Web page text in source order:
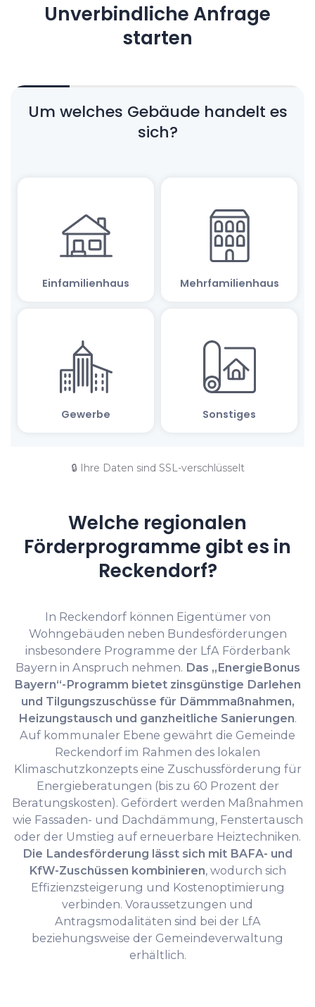
Unverbindliche Anfrage
starten
🔒 Ihre Daten sind SSL-verschlüsselt
Welche regionalen
Förderprogramme gibt es in
Reckendorf?
In Reckendorf können Eigentümer von
Wohngebäuden neben Bundesförderungen
insbesondere Programme der LfA Förderbank
Bayern in Anspruch nehmen. Das „EnergieBonus
Bayern“-Programm bietet zinsgünstige Darlehen
und Tilgungszuschüsse für Dämmmaßnahmen,
Heizungstausch und ganzheitliche Sanierungen.
Auf kommunaler Ebene gewährt die Gemeinde
Reckendorf im Rahmen des lokalen
Klimaschutzkonzepts eine Zuschussförderung für
Energieberatungen (bis zu 60 Prozent der
Beratungskosten). Gefördert werden Maßnahmen
wie Fassaden- und Dachdämmung, Fenstertausch
oder der Umstieg auf erneuerbare Heiztechniken.
Die Landesförderung lässt sich mit BAFA- und
KfW-Zuschüssen kombinieren, wodurch sich
Effizienzsteigerung und Kostenoptimierung
verbinden. Voraussetzungen und
Antragsmodalitäten sind bei der LfA
beziehungsweise der Gemeindeverwaltung
erhältlich.